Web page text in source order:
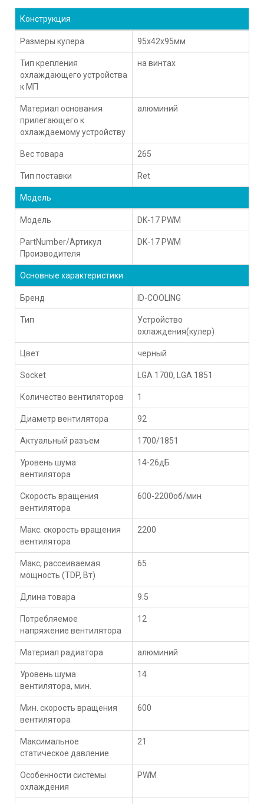
Конструкция
Размеры кулера 95x42x95мм
Тип крепления
охлаждающего устройства
к МП
на винтах
Материал основания
прилегающего к
охлаждаемому устройству
алюминий
Вес товара 265
Тип поставки Ret
Модель
Модель DK-17 PWM
PartNumber/Артикул
Производителя
DK-17 PWM
Основные характеристики
Бренд ID-COOLING
Тип
Устройство
охлаждения(кулер)
Цвет черный
Socket LGA 1700, LGA 1851
Количество вентиляторов 1
Диаметр вентилятора 92
Актуальный разъем 1700/1851
Уровень шума
вентилятора
14-26дБ
Скорость вращения
вентилятора
600-2200об/мин
Макс. скорость вращения
вентилятора
2200
Макс, рассеиваемая
мощность (TDP, Вт)
65
Длина товара 9.5
Потребляемое
напряжение вентилятора
12
Материал радиатора алюминий
Уровень шума
вентилятора, мин.
14
Мин. скорость вращения
вентилятора
600
Максимальное
статическое давление
21
Особенности системы
охлаждения
PWM